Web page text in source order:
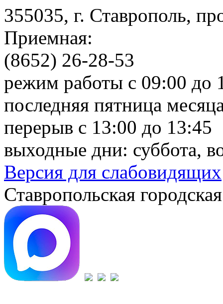
355035, г. Ставрополь,
Приемная:
(8652) 26-28-53
режим работы с 09:00 до
последняя пятница
перерыв с 13:00 до 13:45
выходные дни: суббота,
Версия для слабовидящих
Ставропольская